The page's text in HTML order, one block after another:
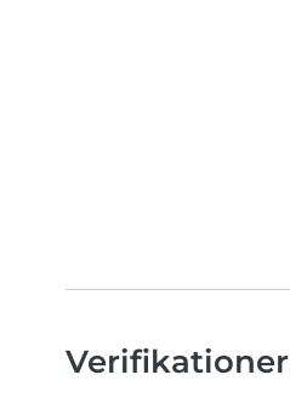
Verifikationer